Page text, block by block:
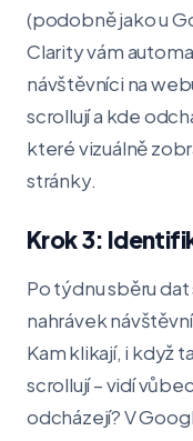
(podobně jako u
Clarity vám
návštěvníci na
scrollují a kde
které vizuálně
stránky.
Krok 3:
Po týdnu sběru
nahrávek
Kam klikají, i když
scrollují – vidí
odcházejí? V